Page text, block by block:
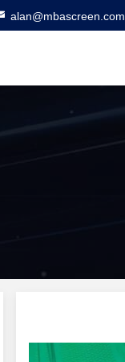
alan@mbascreen.com